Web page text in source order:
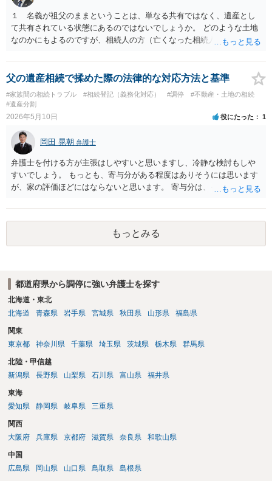
１ 名義が祖父のままということは、単なる共有ではなく、遺産とし
て共有されている状態にあるのではないでしょうか。 どのような土地
なのかにもよるのですが、相続人の方（亡くなった相続人がおられる
の申立てを行うことが考えられます。 たとえば、みなが要らない土地
建物ということであれば、遺産分割協議の中で、申立人のお父様が全
て権利を無償で取得して 今後は、お父様で必要な対応を行うと提案す
ることなどは一つ考えられるかなと思います。 なお、遺産としての共
有と、通常の共有が混在している場合はまた少し話が変わってきます
直接お尋ねされるとよいと思います。一定の収入や預貯金がお父さま
にある場合は ご利用が難しい場合があります。
父の遺産相続で揉めた際の法律的な対応方法と基準
#家族間の相続トラブル #相続登記（義務化対応） #調停
#不動産・土地の相続
#遺産分割
2026年5月10日 役にたった 1
岡田 晃朝 弁護士
弁護士を付ける方が主張はしやすいと思いますし、冷静な検討もしや
すいでしょう。 もっとも、寄与分がある程度はありそうには思います
が、家の評価ほどにはならないと思います。 寄与分は、それを外部の
すから、そこまで大きな額になることはあまりありません。 まずはご
相談からでは無いでしょうか。
もっとみる
都道府県から調停に強い弁護士を探す
北海道・東北
北海道
青森県 岩手県 宮城県 秋田県 山形県 福島県
関東
東京都
神奈川県 千葉県 埼玉県 茨城県 栃木県 群馬県
北陸・甲信越
新潟県
長野県 山梨県 石川県 富山県 福井県
東海
愛知県
静岡県 岐阜県 三重県
関西
大阪府
兵庫県 京都府 滋賀県 奈良県 和歌山県
中国
広島県
岡山県 山口県 鳥取県 島根県